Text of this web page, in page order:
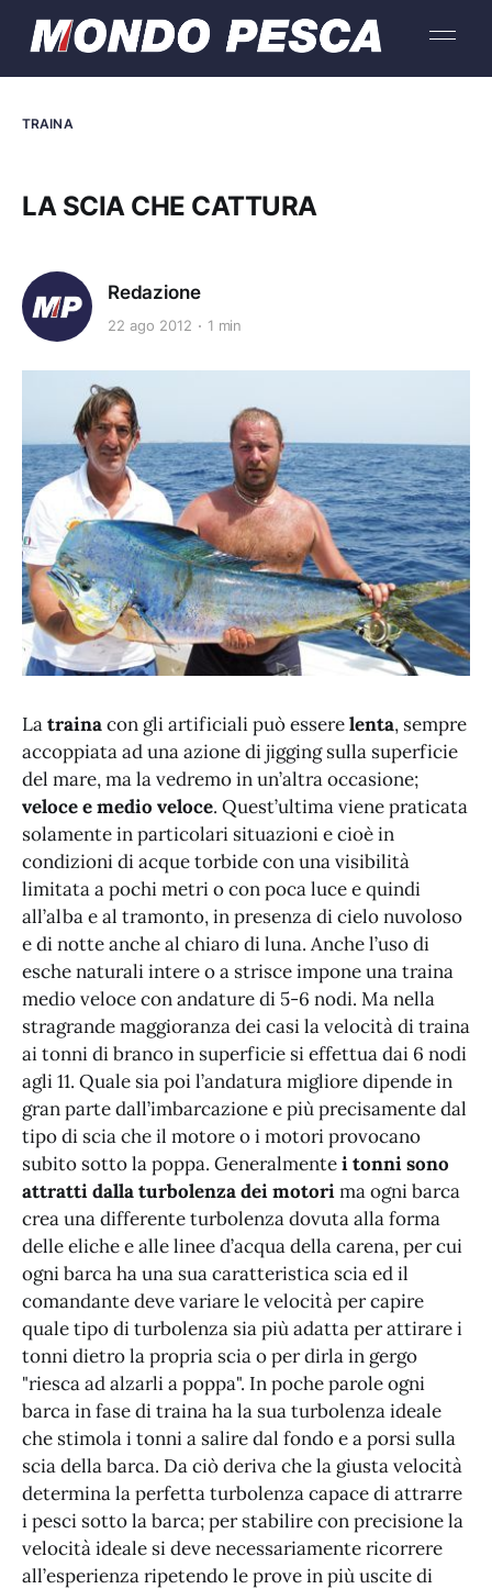
TRAINA
LA SCIA CHE CATTURA
Redazione
22 ago 2012 1 min
Latrainacon gli artificiali può esserelenta, sempre
accoppiata ad una azione di jigging sulla superficie
del mare, ma la vedremo in un’altra occasione;
veloce e medio veloce. Quest’ultima viene praticata
solamente in particolari situazioni e cioè in
condizioni di acque torbide con una visibilità
limitata a pochi metri o con poca luce e quindi
all’alba e al tramonto, in presenza di cielo nuvoloso
e di notte anche al chiaro di luna. Anche l’uso di
esche naturali intere o a strisce impone una traina
medio veloce con andature di 5-6 nodi. Ma nella
stragrande maggioranza dei casi la velocità di traina
ai tonni di branco in superficie si effettua dai 6 nodi
agli 11. Quale sia poi l’andatura migliore dipende in
gran parte dall’imbarcazione e più precisamente dal
tipo di scia che il motore o i motori provocano
subito sotto la poppa. Generalmentei tonni sono
attratti dalla turbolenza dei motorima ogni barca
crea una differente turbolenza dovuta alla forma
delle eliche e alle linee d’acqua della carena, per cui
ogni barca ha una sua caratteristica scia ed il
comandante deve variare le velocità per capire
quale tipo di turbolenza sia più adatta per attirare i
tonni dietro la propria scia o per dirla in gergo
"riesca ad alzarli a poppa". In poche parole ogni
barca in fase di traina ha la sua turbolenza ideale
che stimola i tonni a salire dal fondo e a porsi sulla
scia della barca. Da ciò deriva che la giusta velocità
determina la perfetta turbolenza capace di attrarre
i pesci sotto la barca; per stabilire con precisione la
velocità ideale si deve necessariamente ricorrere
all’esperienza ripetendo le prove in più uscite di